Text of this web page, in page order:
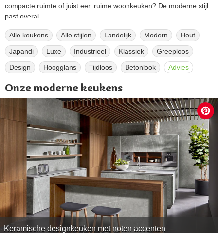
compacte ruimte of juist een ruime woonkeuken? De moderne stijl
past overal.
Alle keukens Alle stijlen Landelijk Modern Hout
Japandi Luxe Industrieel Klassiek Greeploos
Design Hoogglans Tijdloos Betonlook Advies
Onze moderne keukens
Keramische designkeuken met noten accenten